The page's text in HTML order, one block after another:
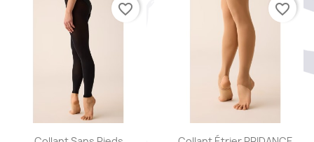
Aperçu rapide
favorite_border
Aperçu rapide
favorite_border